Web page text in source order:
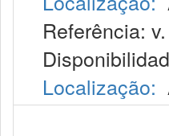
Referência:
Localização: